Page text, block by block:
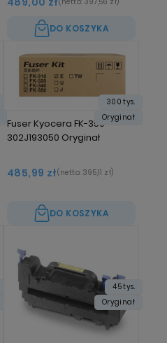
DO KOSZYKA
Fuser Kyocera FK-350
302J193050 Oryginał
485,99 zł(netto: 395,11 zł)
DO KOSZYKA
300 tys.
Oryginał
45 tys.
Oryginał